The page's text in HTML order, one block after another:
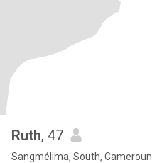
Ruth, 47
Sangmélima, South, Cameroun